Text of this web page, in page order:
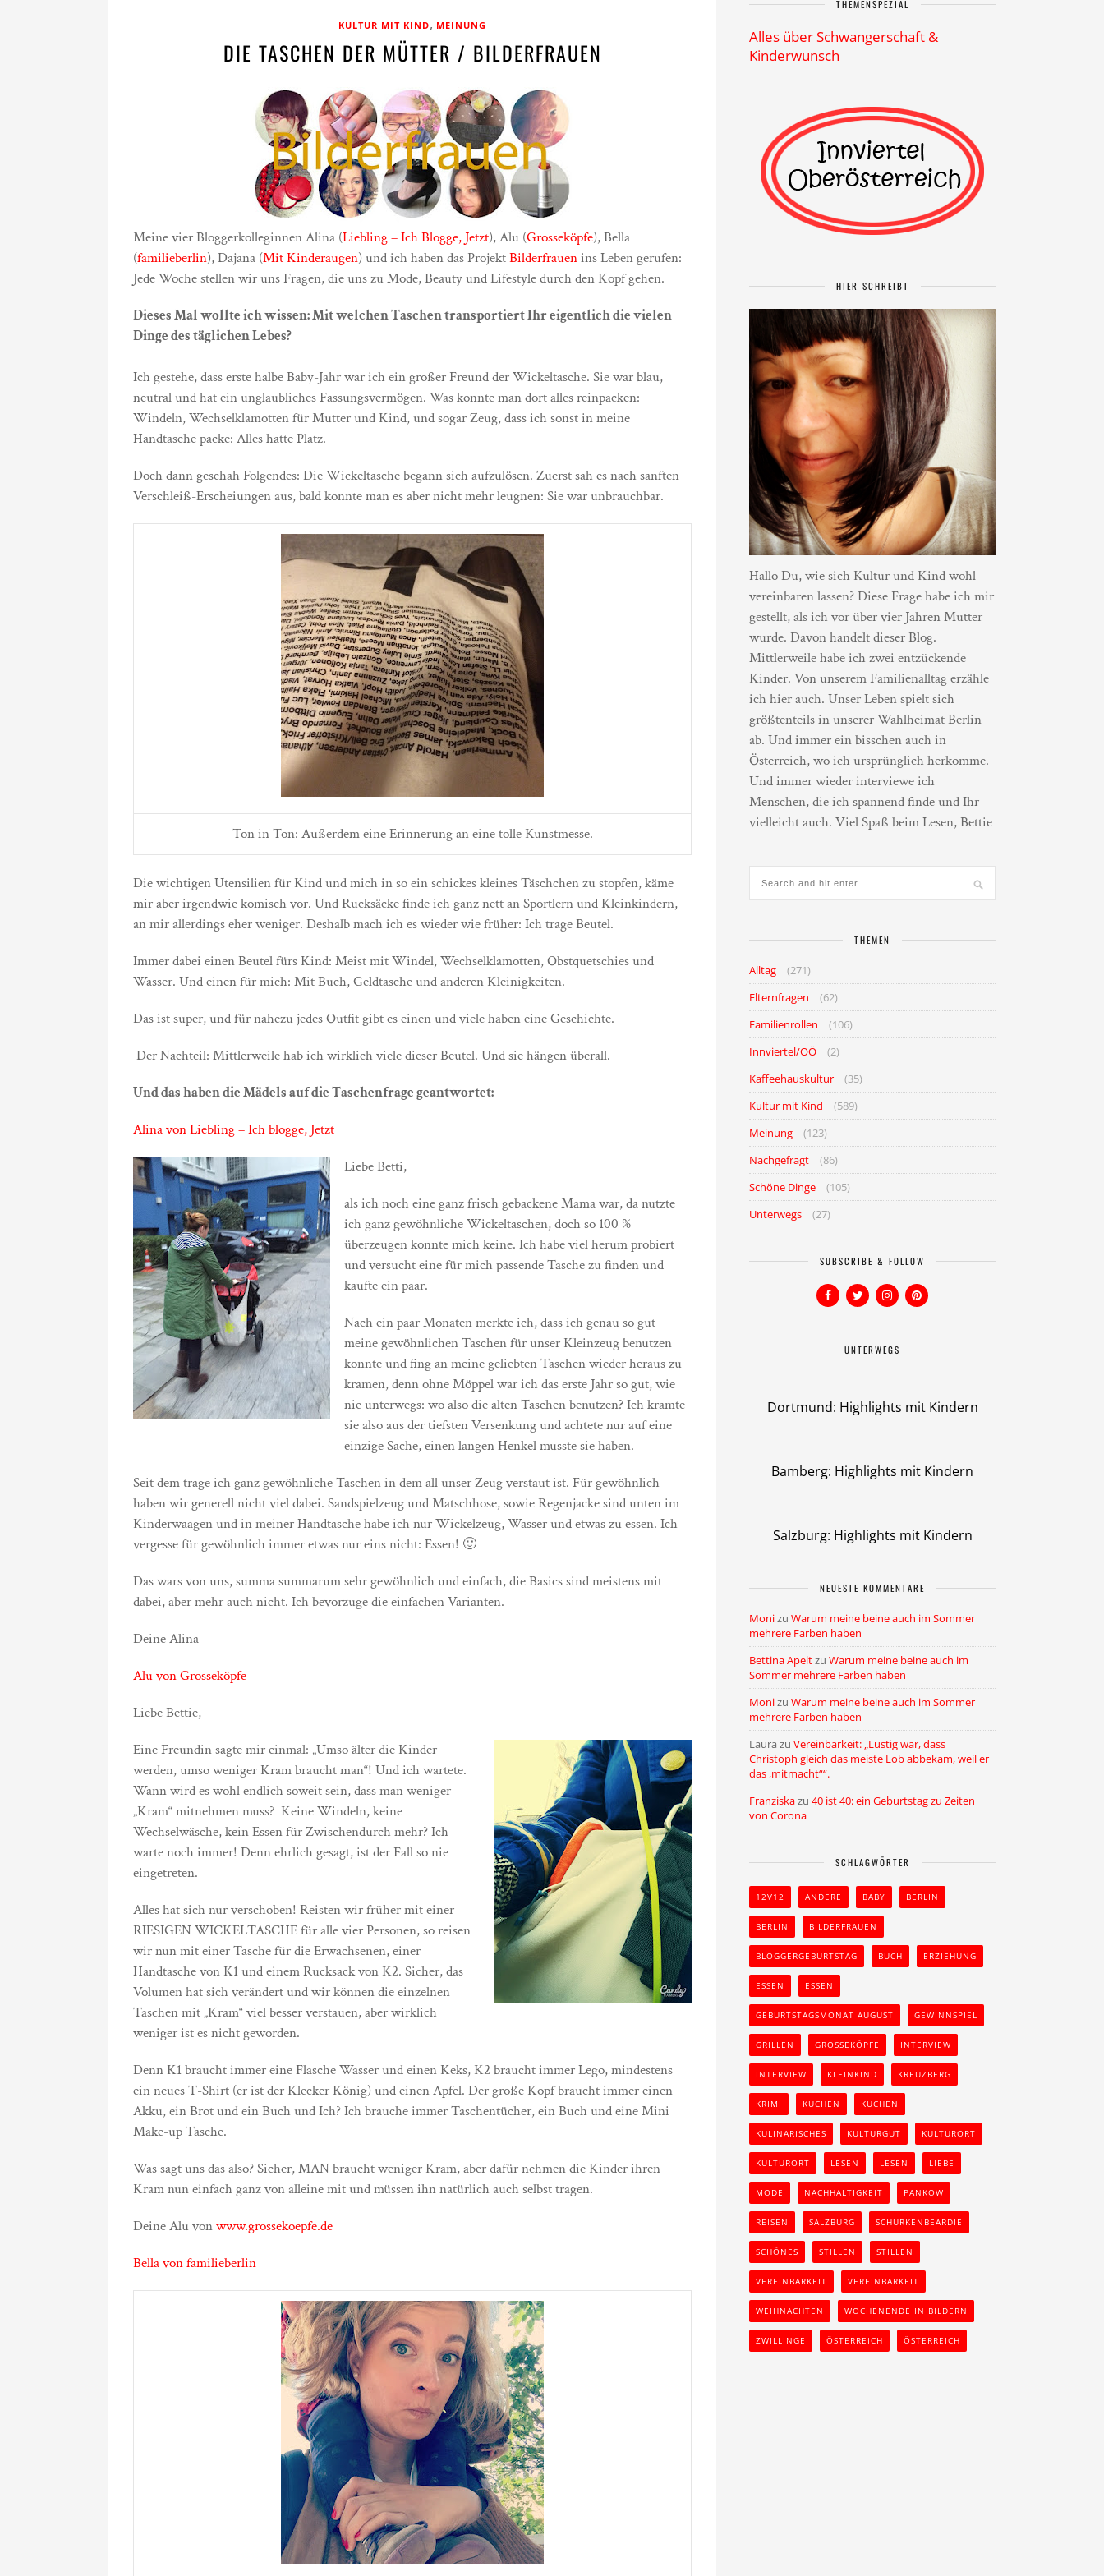
KULTUR MIT KIND, MEINUNG
DIE TASCHEN DER MÜTTER / BILDERFRAUEN
Meine vier Bloggerkolleginnen Alina (Liebling – Ich Blogge, Jetzt), Alu (Grosseköpfe), Bella
(familieberlin), Dajana (Mit Kinderaugen) und ich haben das ProjektBilderfrauenins Leben gerufen:
Jede Woche stellen wir uns Fragen, die uns zu Mode, Beauty und Lifestyle durch den Kopf gehen.
Dieses Mal wollte ich wissen: Mit welchen Taschen transportiert Ihr eigentlich die vielen
Dinge des täglichen Lebes?
Ich gestehe, dass erste halbe Baby-Jahr war ich ein großer Freund der Wickeltasche. Sie war blau,
neutral und hat ein unglaubliches Fassungsvermögen. Was konnte man dort alles reinpacken:
Windeln, Wechselklamotten für Mutter und Kind, und sogar Zeug, dass ich sonst in meine
Handtasche packe: Alles hatte Platz.
Doch dann geschah Folgendes: Die Wickeltasche begann sich aufzulösen. Zuerst sah es nach sanften
Verschleiß-Erscheiungen aus, bald konnte man es aber nicht mehr leugnen: Sie war unbrauchbar.
Ton in Ton: Außerdem eine Erinnerung an eine tolle Kunstmesse.
Die wichtigen Utensilien für Kind und mich in so ein schickes kleines Täschchen zu stopfen, käme
mir aber irgendwie komisch vor. Und Rucksäcke finde ich ganz nett an Sportlern und Kleinkindern,
an mir allerdings eher weniger. Deshalb mach ich es wieder wie früher: Ich trage Beutel.
Immer dabei einen Beutel fürs Kind: Meist mit Windel, Wechselklamotten, Obstquetschies und
Wasser. Und einen für mich: Mit Buch, Geldtasche und anderen Kleinigkeiten.
Das ist super, und für nahezu jedes Outfit gibt es einen und viele haben eine Geschichte.
Der Nachteil: Mittlerweile hab ich wirklich viele dieser Beutel. Und sie hängen überall.
Und das haben die Mädels auf die Taschenfrage geantwortet:
Alina von Liebling – Ich blogge, Jetzt
Liebe Betti,
als ich noch eine ganz frisch gebackene Mama war, da nutzte
ich ganz gewöhnliche Wickeltaschen, doch so 100 %
überzeugen konnte mich keine. Ich habe viel herum probiert
und versucht eine für mich passende Tasche zu finden und
kaufte ein paar.
Nach ein paar Monaten merkte ich, dass ich genau so gut
meine gewöhnlichen Taschen für unser Kleinzeug benutzen
konnte und fing an meine geliebten Taschen wieder heraus zu
kramen, denn ohne Möppel war ich das erste Jahr so gut, wie
nie unterwegs: wo also die alten Taschen benutzen? Ich kramte
sie also aus der tiefsten Versenkung und achtete nur auf eine
einzige Sache, einen langen Henkel musste sie haben.
Seit dem trage ich ganz gewöhnliche Taschen in dem all unser Zeug verstaut ist. Für gewöhnlich
haben wir generell nicht viel dabei. Sandspielzeug und Matschhose, sowie Regenjacke sind unten im
Kinderwaagen und in meiner Handtasche habe ich nur Wickelzeug, Wasser und etwas zu essen. Ich
vergesse für gewöhnlich immer etwas nur eins nicht: Essen! 🙂
Das wars von uns, summa summarum sehr gewöhnlich und einfach, die Basics sind meistens mit
dabei, aber mehr auch nicht. Ich bevorzuge die einfachen Varianten.
Deine Alina
Alu von Grosseköpfe
Liebe Bettie,
Eine Freundin sagte mir einmal: „Umso älter die Kinder
werden, umso weniger Kram braucht man“! Und ich wartete.
Wann wird es wohl endlich soweit sein, dass man weniger
„Kram“ mitnehmen muss? Keine Windeln, keine
Wechselwäsche, kein Essen für Zwischendurch mehr? Ich
warte noch immer! Denn ehrlich gesagt, ist der Fall so nie
eingetreten.
Alles hat sich nur verschoben! Reisten wir früher mit einer
RIESIGEN WICKELTASCHE für alle vier Personen, so reisen
wir nun mit einer Tasche für die Erwachsenen, einer
Handtasche von K1 und einem Rucksack von K2. Sicher, das
Volumen hat sich verändert und wir können die einzelnen
Taschen mit „Kram“ viel besser verstauen, aber wirklich
weniger ist es nicht geworden.
Denn K1 braucht immer eine Flasche Wasser und einen Keks, K2 braucht immer Lego, mindestens
ein neues T-Shirt (er ist der Klecker König) und einen Apfel. Der große Kopf braucht immer einen
Akku, ein Brot und ein Buch und Ich? Ich brauche immer Taschentücher, ein Buch und eine Mini
Make-up Tasche.
Was sagt uns das also? Sicher, MAN braucht weniger Kram, aber dafür nehmen die Kinder ihren
Kram nun einfach ganz von alleine mit und müssen ihn natürlich auch selbst tragen.
Deine Alu vonwww.grossekoepfe.de
Bella von familieberlin
THEMENSPEZIAL
Alles über Schwangerschaft &
Kinderwunsch
HIER SCHREIBT
Hallo Du, wie sich Kultur und Kind wohl
vereinbaren lassen? Diese Frage habe ich mir
gestellt, als ich vor über vier Jahren Mutter
wurde. Davon handelt dieser Blog.
Mittlerweile habe ich zwei entzückende
Kinder. Von unserem Familienalltag erzähle
ich hier auch. Unser Leben spielt sich
größtenteils in unserer Wahlheimat Berlin
ab. Und immer ein bisschen auch in
Österreich, wo ich ursprünglich herkomme.
Und immer wieder interviewe ich
Menschen, die ich spannend finde und Ihr
vielleicht auch. Viel Spaß beim Lesen, Bettie
THEMEN
Alltag
(271)
Elternfragen
(62)
Familienrollen
(106)
Innviertel/OÖ
(2)
Kaffeehauskultur
(35)
Kultur mit Kind
(589)
Meinung
(123)
Nachgefragt
(86)
Schöne Dinge
(105)
Unterwegs
(27)
SUBSCRIBE & FOLLOW
UNTERWEGS
Dortmund: Highlights mit Kindern
Bamberg: Highlights mit Kindern
Salzburg: Highlights mit Kindern
NEUESTE KOMMENTARE
Monizu Warum meine beine auch im Sommer
mehrere Farben haben
Bettina Apeltzu Warum meine beine auch im
Sommer mehrere Farben haben
Monizu Warum meine beine auch im Sommer
mehrere Farben haben
Laura zu Vereinbarkeit: „Lustig war, dass
Christoph gleich das meiste Lob abbekam, weil er
das ,mitmacht““.
Franziskazu 40 ist 40: ein Geburtstag zu Zeiten
von Corona
SCHLAGWÖRTER
12V12 ANDERE BABY BERLIN
BERLIN BILDERFRAUEN
BLOGGERGEBURTSTAG BUCH ERZIEHUNG
ESSEN ESSEN
GEBURTSTAGSMONAT AUGUST GEWINNSPIEL
GRILLEN GROSSEKÖPFE INTERVIEW
INTERVIEW KLEINKIND KREUZBERG
KRIMI KUCHEN KUCHEN
KULINARISCHES KULTURGUT KULTURORT
KULTURORT LESEN LESEN LIEBE
MODE NACHHALTIGKEIT PANKOW
REISEN SALZBURG SCHURKENBEARDIE
SCHÖNES STILLEN STILLEN
VEREINBARKEIT VEREINBARKEIT
WEIHNACHTEN WOCHENENDE IN BILDERN
ZWILLINGE ÖSTERREICH ÖSTERREICH